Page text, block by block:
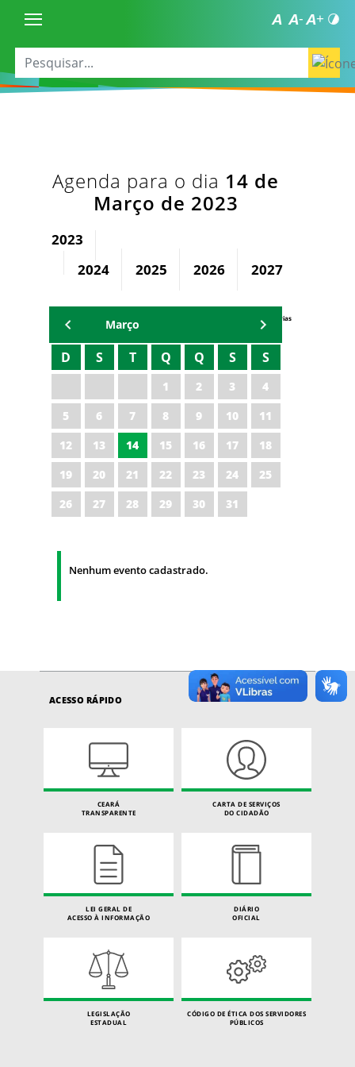
Agenda para o dia 14 de
Março de 2023
2023
2024
2025 2026 2027
Agenda Secretárias
Março
D S T Q Q S S
1 2 3
4
5
6 7 8 9 10
11
12
13 14 15 16 17
18
19
20 21 22 23 24
25
26
27 28 29 30 31
Nenhum evento cadastrado.
ACESSO RÁPIDO
CEARÁ
TRANSPARENTE
CARTA DE SERVIÇOS
DO CIDADÃO
LEI GERAL DE
ACESSO À INFORMAÇÃO
DIÁRIO
OFICIAL
LEGISLAÇÃO
ESTADUAL
CÓDIGO DE ÉTICA DOS SERVIDORES
PÚBLICOS